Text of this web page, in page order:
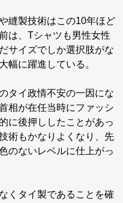
縫製技術はこの10年ほど
は、Tシャツも男性女性
サイズでしか選択肢がな
幅に躍進している。
タイ政情不安の一因にな
相が在任当時にファッシ
に後押ししたことがあっ
術もかなりよくなり、先
のないレベルに仕上がっ
くタイ製であることを確